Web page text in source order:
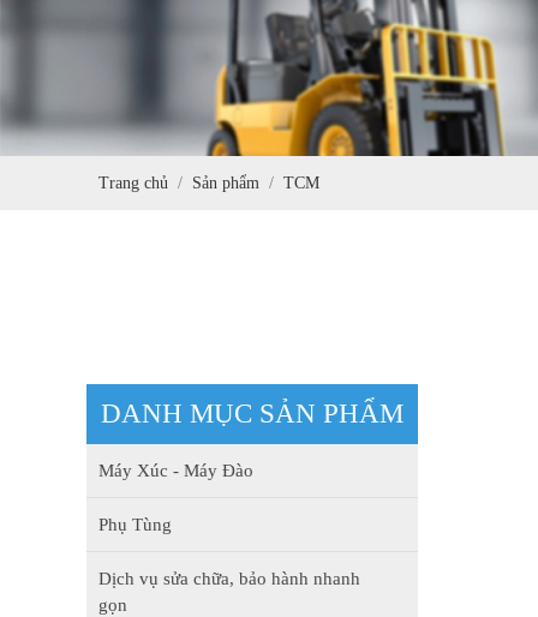
Trang chủ Sản phẩm TCM
DANH MỤC SẢN PHẨM
Máy Xúc - Máy Đào
Phụ Tùng
Dịch vụ sửa chữa, bảo hành nhanh
gọn